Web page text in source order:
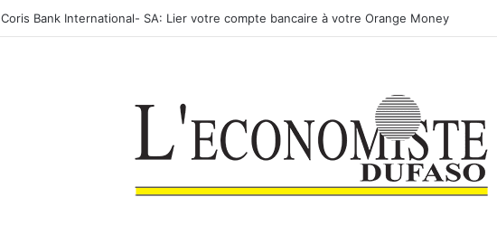
CAN féminine 2026 : les Etalons Dames quittent la compétition